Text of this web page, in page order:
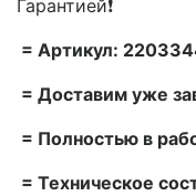
Гарантией❗
= Артикул:
= Доставим уже
= Полностью в
= Техническое